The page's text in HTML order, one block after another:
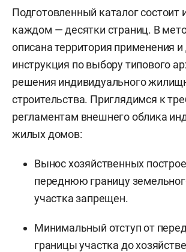
Подготовленный каталог состоит
каждом — десятки страниц. В
описана территория применения и
инструкция по выбору типового
решения индивидуального
строительства. Приглядимся к
регламентам внешнего облика
жилых домов:
Вынос хозяйственных
переднюю границу
участка запрещен.
Минимальный отступ от
границы участка до